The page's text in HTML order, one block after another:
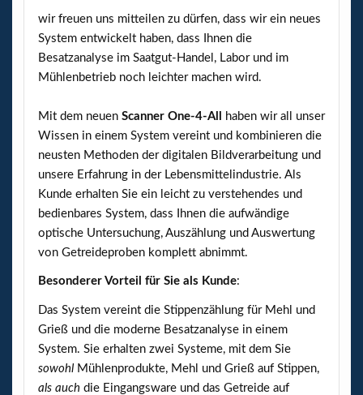
wir freuen uns mitteilen zu dürfen, dass wir ein neues
System entwickelt haben, dass Ihnen die
Besatzanalyse im Saatgut-Handel, Labor und im
Mühlenbetrieb noch leichter machen wird.
Mit dem neuen Scanner One-4-All
haben wir all unser
Wissen in einem System vereint und kombinieren die
neusten Methoden der digitalen Bildverarbeitung und
unsere Erfahrung in der Lebensmittelindustrie. Als
Kunde erhalten Sie ein leicht zu verstehendes und
bedienbares System, dass Ihnen die aufwändige
optische Untersuchung, Auszählung und Auswertung
von Getreideproben komplett abnimmt.
Besonderer Vorteil für Sie als Kunde:
Das System vereint die Stippenzählung für Mehl und
Grieß und die moderne Besatzanalyse in einem
System. Sie erhalten zwei Systeme, mit dem Sie
sowohl Mühlenprodukte, Mehl und Grieß auf Stippen,
als auch die Eingangsware und das Getreide auf